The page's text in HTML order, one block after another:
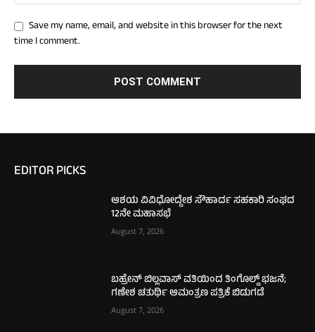
Save my name, email, and website in this browser for the next
time I comment.
EDITOR PICKS
ಆಶಯ ವಿವಿಧೋದ್ದೇಶ ಸೌಹಾರ್ದ ಸಹಕಾರಿ ಸಂಘದ
12ನೇ ಮಹಾಸಭೆ
August 7, 2026
ಬಹ್ರೇನ್ ಬಿಲ್ಲವಾಸ್ ವತಿಯಿಂದ ತಿಂಗೊಲ್ಡ್ ಭಜನೆ;
ಗಣೇಶ ಚತುರ್ಥಿ ಆಮಂತ್ರಣ ಪತ್ರಿಕೆ ಬಿಡುಗಡೆ
August 7, 2026